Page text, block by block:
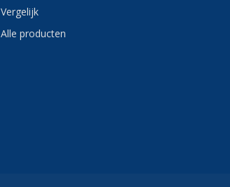
Vergelijk
Alle producten